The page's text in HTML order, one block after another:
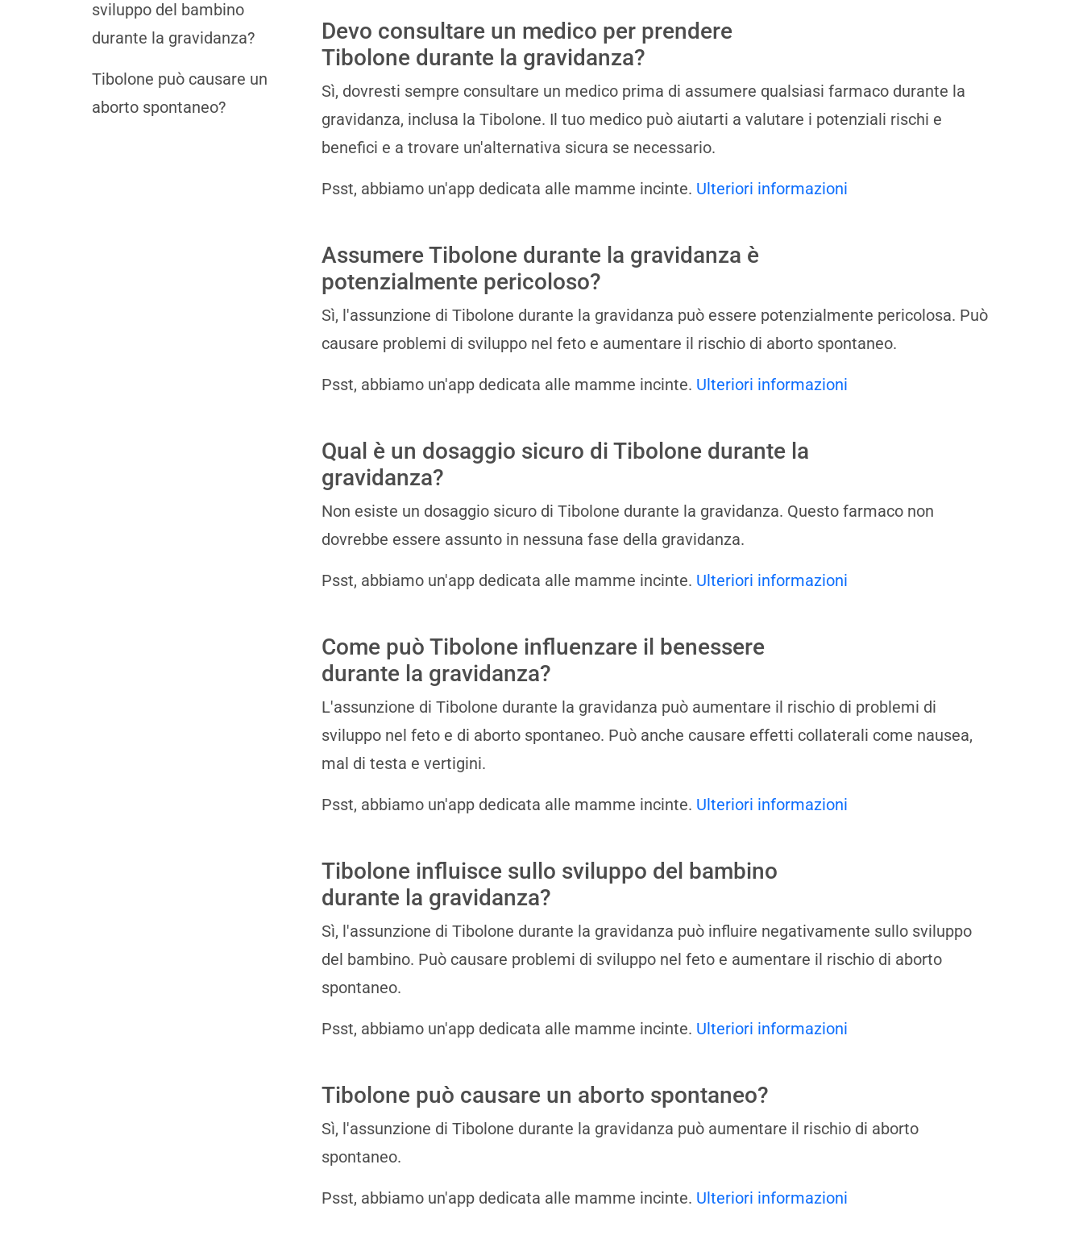
sviluppo del bambino
durante la gravidanza?
Tibolone può causare un
aborto spontaneo?
Devo consultare un medico per prendere
Tibolone durante la gravidanza?
Sì, dovresti sempre consultare un medico prima di assumere qualsiasi farmaco durante la
gravidanza, inclusa la Tibolone. Il tuo medico può aiutarti a valutare i potenziali rischi e
benefici e a trovare un'alternativa sicura se necessario.
Psst, abbiamo un'app dedicata alle mamme incinte. Ulteriori informazioni
Assumere Tibolone durante la gravidanza è
potenzialmente pericoloso?
Sì, l'assunzione di Tibolone durante la gravidanza può essere potenzialmente pericolosa. Può
causare problemi di sviluppo nel feto e aumentare il rischio di aborto spontaneo.
Psst, abbiamo un'app dedicata alle mamme incinte. Ulteriori informazioni
Qual è un dosaggio sicuro di Tibolone durante la
gravidanza?
Non esiste un dosaggio sicuro di Tibolone durante la gravidanza. Questo farmaco non
dovrebbe essere assunto in nessuna fase della gravidanza.
Psst, abbiamo un'app dedicata alle mamme incinte. Ulteriori informazioni
Come può Tibolone influenzare il benessere
durante la gravidanza?
L'assunzione di Tibolone durante la gravidanza può aumentare il rischio di problemi di
sviluppo nel feto e di aborto spontaneo. Può anche causare effetti collaterali come nausea,
mal di testa e vertigini.
Psst, abbiamo un'app dedicata alle mamme incinte. Ulteriori informazioni
Tibolone influisce sullo sviluppo del bambino
durante la gravidanza?
Sì, l'assunzione di Tibolone durante la gravidanza può influire negativamente sullo sviluppo
del bambino. Può causare problemi di sviluppo nel feto e aumentare il rischio di aborto
spontaneo.
Psst, abbiamo un'app dedicata alle mamme incinte. Ulteriori informazioni
Tibolone può causare un aborto spontaneo?
Sì, l'assunzione di Tibolone durante la gravidanza può aumentare il rischio di aborto
spontaneo.
Psst, abbiamo un'app dedicata alle mamme incinte. Ulteriori informazioni